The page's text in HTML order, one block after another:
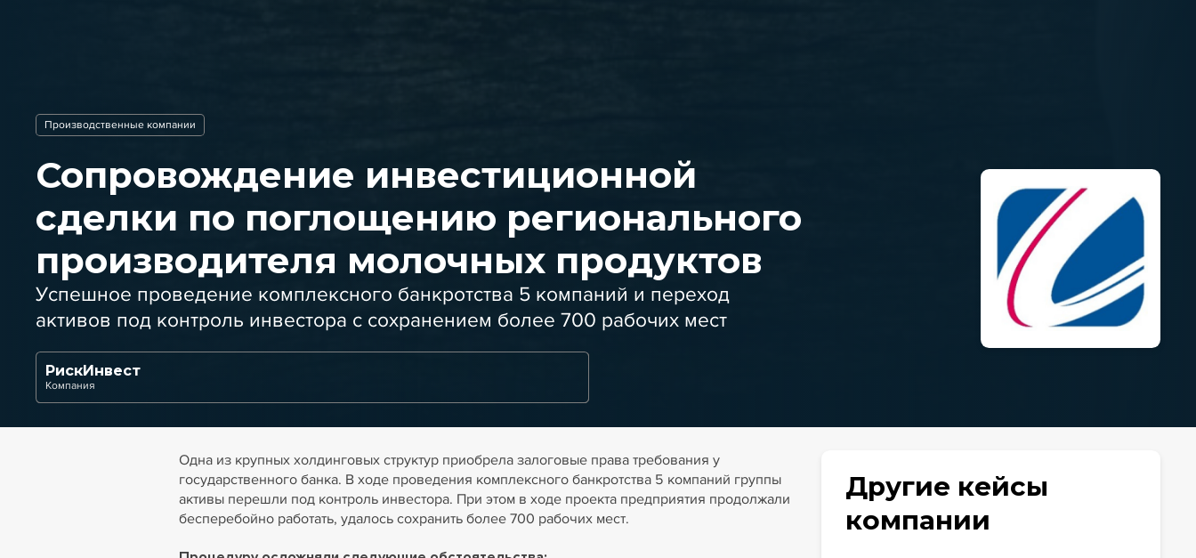
Производственные компании
Сопровождение инвестиционной
сделки по поглощению регионального
производителя молочных продуктов
Успешное проведение комплексного банкротства 5 компаний и переход
активов под контроль инвестора с сохранением более 700 рабочих мест
РискИнвест
Компания
Одна из крупных холдинговых структур приобрела залоговые права требования у
государственного банка. В ходе проведения комплексного банкротства 5 компаний группы
активы перешли под контроль инвестора. При этом в ходе проекта предприятия продолжали
бесперебойно работать, удалось сохранить более 700 рабочих мест.
Другие кейсы
компании